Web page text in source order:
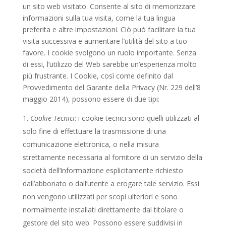
un sito web visitato. Consente al sito di memorizzare
informazioni sulla tua visita, come la tua lingua
preferita e altre impostazioni. Ciò può facilitare la tua
visita successiva e aumentare l’utilità del sito a tuo
favore. I cookie svolgono un ruolo importante. Senza
di essi, l’utilizzo del Web sarebbe un’esperienza molto
più frustrante. I Cookie, così come definito dal
Provvedimento del Garante della Privacy (Nr. 229 dell’8
maggio 2014), possono essere di due tipi:
Cookie Tecnici: i cookie tecnici sono quelli utilizzati al
solo fine di effettuare la trasmissione di una
comunicazione elettronica, o nella misura
strettamente necessaria al fornitore di un servizio della
società dell’informazione esplicitamente richiesto
dall’abbonato o dall’utente a erogare tale servizio. Essi
non vengono utilizzati per scopi ulteriori e sono
normalmente installati direttamente dal titolare o
gestore del sito web. Possono essere suddivisi in